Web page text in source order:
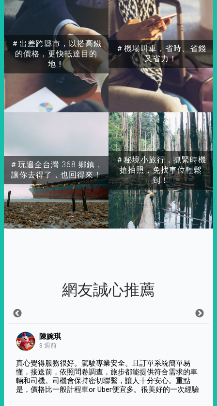
＃出差跨縣市，以搭高鐵
的價格，更快抵達目的
地！
＃玩遍全台灣 368 鄉鎮，
讓你去得了，也回得來！
＃秘境小旅行，抓緊時機
搶拍照，免找車位輕鬆
到！
＃機場叫車，省時、省錢
又省力！
網友誠心推薦
陳婉琪
3 週前
真心覺得服務很好。駕駛專業安全。且訂單系統簡單易
懂，接送前，依照問卷調查，旅步都能提供符合需求的車
輛和司機。司機會保持密切聯繫，讓人十分安心。重點
是，價格比一般計程車or Uber便宜多。很美好的一次經驗